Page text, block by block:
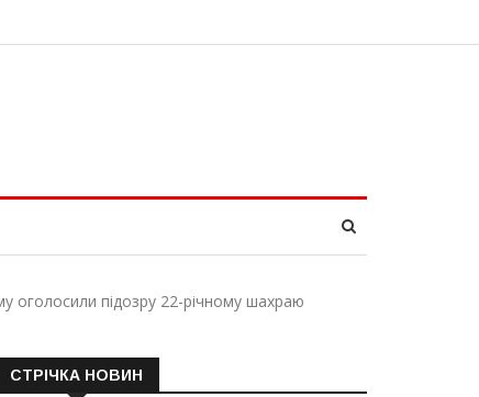
оголосили підозру 22-річному шахраю
СТРІЧКА НОВИН